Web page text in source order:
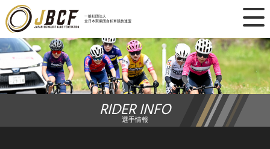
一般社団法人
全日本実業団自転車競技連盟
×
ニュース
レース日程
ランキング
RIDER INFO
選手情報